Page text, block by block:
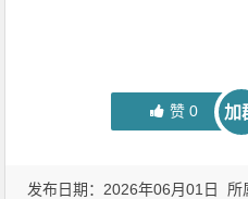
赞 0 加
发布日期：2026年06月01日 所